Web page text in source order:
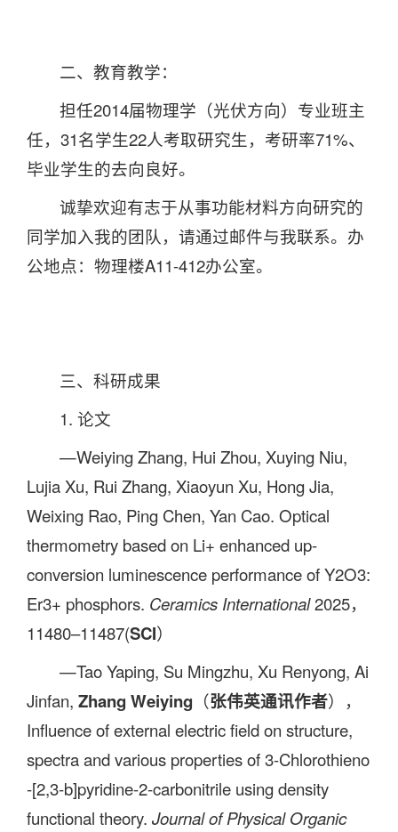
二、教育教学：
担任2014届物理学（光伏方向）专业班主
任，31名学生22人考取研究生，考研率71%、
毕业学生的去向良好。
诚挚欢迎有志于从事功能材料方向研究的
同学加入我的团队，请通过邮件与我联系。办
公地点：物理楼A11-412办公室。
三、科研成果
1. 论文
—Weiying Zhang, Hui Zhou, Xuying Niu,
Lujia Xu, Rui Zhang, Xiaoyun Xu, Hong Jia,
Weixing Rao, Ping Chen, Yan Cao. Optical
thermometry based on Li+ enhanced up-
conversion luminescence performance of Y2O3:
Er3+ phosphors. Ceramics International2025，
11480–11487(SCI）
—Tao Yaping, Su Mingzhu, Xu Renyong, Ai
Jinfan, Zhang Weiying （张伟英通讯作者），
Influence of external electric field on structure,
spectra and various properties of 3-Chlorothieno
-[2,3-b]pyridine-2-carbonitrile using density
functional theory. Journal of Physical Organic